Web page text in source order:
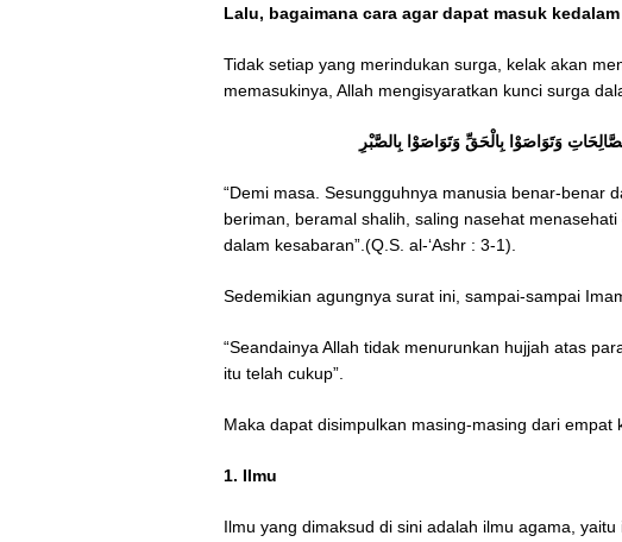
Lalu, bagaimana cara agar dapat masuk
Tidak setiap yang merindukan surga, kelak akan
memasukinya, Allah mengisyaratkan kunci surga
وَتَوَاصَوْا بِالْحَقِّ وَتَوَاصَوْا بِالصَّبْرِ
“Demi masa. Sesungguhnya manusia benar-benar
beriman, beramal shalih, saling nasehat
dalam kesabaran”.(Q.S. al-‘Ashr : 3-1).
Sedemikian agungnya surat ini, sampai-sampai
“Seandainya Allah tidak menurunkan hujjah atas
itu telah cukup”.
Maka dapat disimpulkan masing-masing dari empat
1. Ilmu
Ilmu yang dimaksud di sini adalah ilmu agama,